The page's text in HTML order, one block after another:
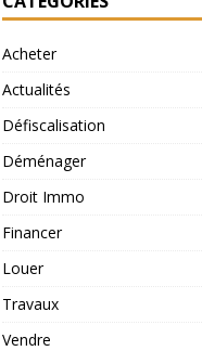
Acheter
Actualités
Défiscalisation
Déménager
Droit Immo
Financer
Louer
Travaux
Vendre